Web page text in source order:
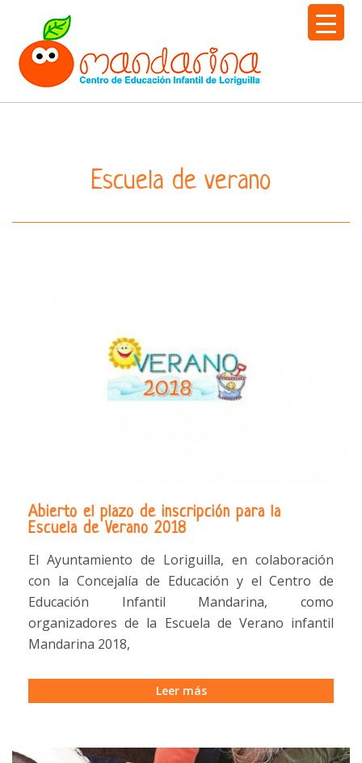
Escuela de verano
Abierto el plazo de inscripción para la
Escuela de Verano 2018
El Ayuntamiento de Loriguilla, en colaboración
con la Concejalía de Educación y el Centro de
Educación Infantil Mandarina, como
organizadores de la Escuela de Verano infantil
Mandarina 2018,
Leer más